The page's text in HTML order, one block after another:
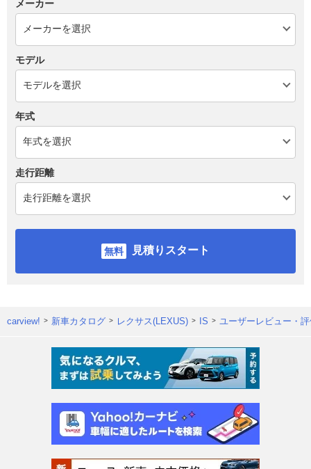
メーカー
モデル
年式
走行距離
見積りスタート
carview! 新車カタログ レクサス(LEXUS) IS ユーザーレビュー・